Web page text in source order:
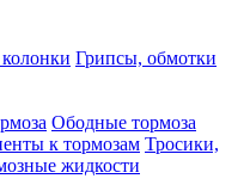
Грипсы, обмотки
Ободные тормоза
к тормозам Тросики,
жидкости